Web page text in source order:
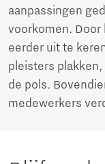
aanpassingen
voorkomen.
eerder uit te
pleisters plakken,
de pols.
medewerkers